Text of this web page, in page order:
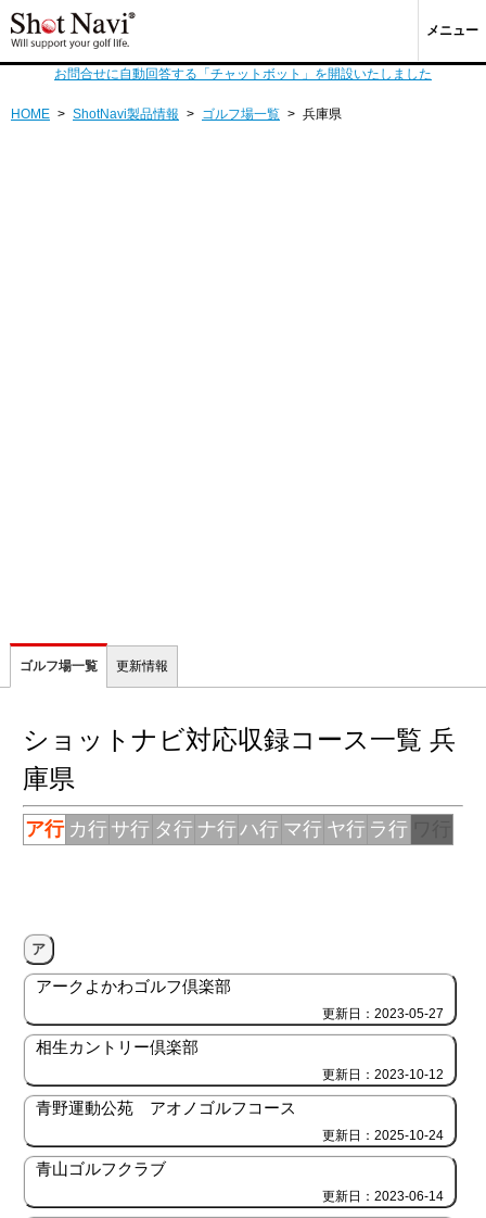
メニュー
お問合せに自動回答する「チャットボット」を開設いたしました
HOME > ShotNavi製品情報 > ゴルフ場一覧 > 兵庫県
ゴルフ場一覧 更新情報
ショットナビ対応収録コース一覧 兵
庫県
ア行 カ行 サ行 タ行 ナ行ハ行 マ行 ヤ行 ラ行
ア
アークよかわゴルフ倶楽部
更新日：2023-05-27
相生カントリー倶楽部
更新日：2023-10-12
青野運動公苑 アオノゴルフコース
更新日：2025-10-24
青山ゴルフクラブ
更新日：2023-06-14